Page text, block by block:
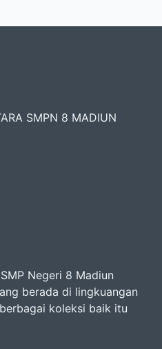
SMPN 8 MADIUN
Negeri 8 Madiun
berada di lingkuangan
koleksi baik itu